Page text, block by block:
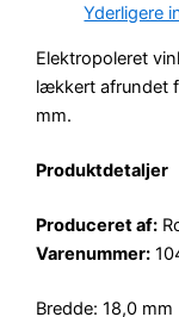
Yderligere
Elektropoleret
lækkert afrundet
mm.
Produktdetaljer
Produceret af:
Varenummer:
Bredde: 18,0 mm